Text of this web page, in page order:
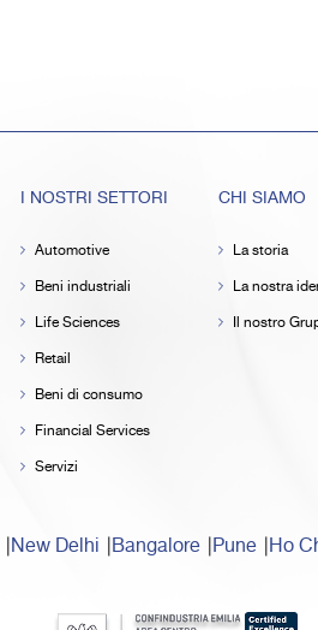
I NOSTRI SETTORI
Automotive
Beni industriali
Life Sciences
Retail
Beni di consumo
Financial Services
Servizi
CHI SIAMO
La storia
La nostra
Il nostro
New Delhi Bangalore Pune Ho